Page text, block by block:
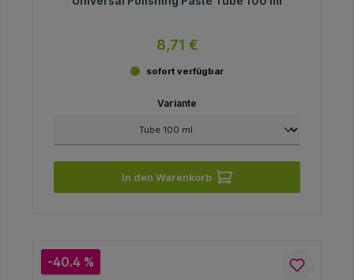
8,71 €
sofort verfügbar
Variante
In den Warenkorb
-40.4 %